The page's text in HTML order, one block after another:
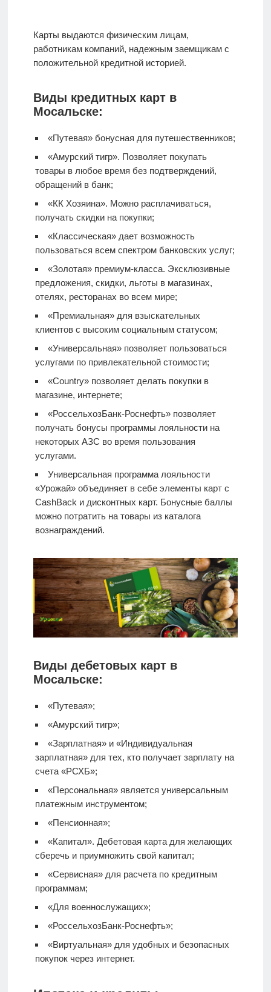
Карты выдаются физическим лицам,
работникам компаний, надежным заемщикам с
положительной кредитной историей.
Виды кредитных карт в
Мосальске:
«Путевая» бонусная для путешественников;
«Амурский тигр». Позволяет покупать
товары в любое время без подтверждений,
обращений в банк;
«КК Хозяина». Можно расплачиваться,
получать скидки на покупки;
«Классическая» дает возможность
пользоваться всем спектром банковских услуг;
«Золотая» премиум-класса. Эксклюзивные
предложения, скидки, льготы в магазинах,
отелях, ресторанах во всем мире;
«Премиальная» для взыскательных
клиентов с высоким социальным статусом;
«Универсальная» позволяет пользоваться
услугами по привлекательной стоимости;
«Country» позволяет делать покупки в
магазине, интернете;
«РоссельхозБанк-Роснефть» позволяет
получать бонусы программы лояльности на
некоторых АЗС во время пользования
услугами.
Универсальная программа лояльности
«Урожай» объединяет в себе элементы карт с
CashBack и дисконтных карт. Бонусные баллы
можно потратить на товары из каталога
вознаграждений.
Виды дебетовых карт в
Мосальске:
«Путевая»;
«Амурский тигр»;
«Зарплатная» и «Индивидуальная
зарплатная» для тех, кто получает зарплату на
счета «РСХБ»;
«Персональная» является универсальным
платежным инструментом;
«Пенсионная»;
«Капитал». Дебетовая картадля желающих
сберечь и приумножить свой капитал;
«Сервисная» для расчета по кредитным
программам;
«Для военнослужащих»;
«РоссельхозБанк-Роснефть»;
«Виртуальная» для удобных и безопасных
покупок через интернет.